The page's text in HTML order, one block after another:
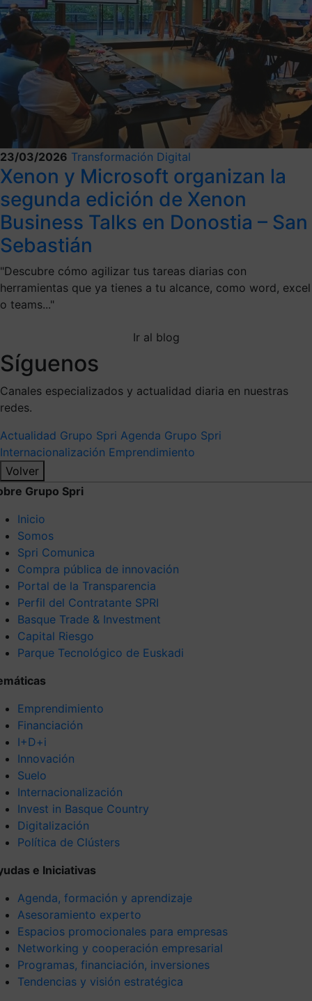
23/03/2026 Transformación Digital
Xenon y Microsoft organizan la
segunda edición de Xenon
Business Talks en Donostia – San
Sebastián
"Descubre cómo agilizar tus tareas diarias con
herramientas que ya tienes a tu alcance, como word, excel
o teams..."
Ir al blog
Síguenos
Canales especializados y actualidad diaria en nuestras
redes.
Actualidad Grupo Spri Agenda Grupo Spri
Internacionalización Emprendimiento
Volver
Grupo Spri
Inicio
Somos
Spri Comunica
Compra pública de innovación
Portal de la Transparencia
Perfil del Contratante SPRI
Basque Trade & Investment
Capital Riesgo
Parque Tecnológico de Euskadi
Emprendimiento
Financiación
I+D+i
Innovación
Suelo
Internacionalización
Invest in Basque Country
Digitalización
Política de Clústers
e Iniciativas
Agenda, formación y aprendizaje
Asesoramiento experto
Espacios promocionales para empresas
Networking y cooperación empresarial
Programas, financiación, inversiones
Tendencias y visión estratégica